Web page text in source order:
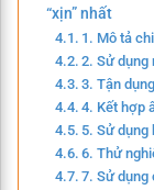
“xịn” nhất
1. Mô tả
2. Sử dụng
3. Tận
4. Kết hợp
5. Sử dụng
6. Thử
7. Sử dụng